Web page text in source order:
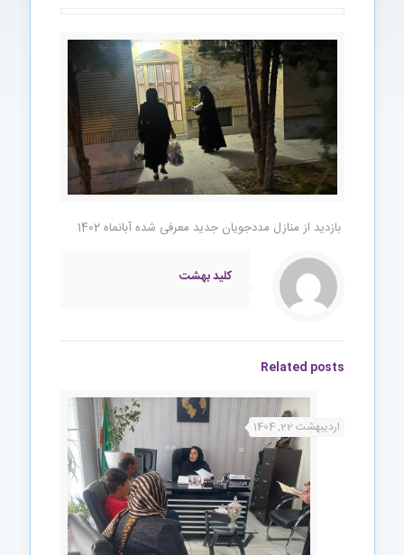
بازدید از منازل مددجویان جدید معرفی شده آبانماه 1402
کلید بهشت
Related posts
اردیبهشت 22, 1404